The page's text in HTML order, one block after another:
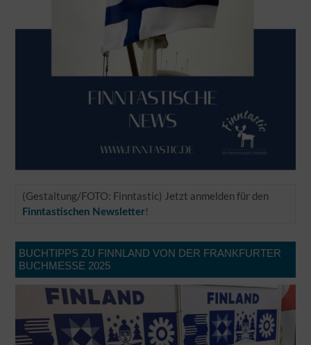
(Gestaltung/FOTO: Finntastic) Jetzt anmelden für den
Finntastischen Newsletter!
BUCHTIPPS ZU FINNLAND VON DER FRANKFURTER
BUCHMESSE 2025